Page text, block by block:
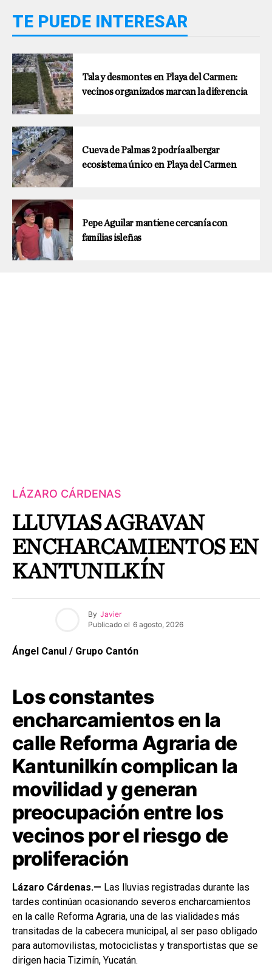
TE PUEDE INTERESAR
Tala y desmontes en Playa del Carmen:
vecinos organizados marcan la diferencia
Cueva de Palmas 2 podría albergar
ecosistema único en Playa del Carmen
Pepe Aguilar mantiene cercanía con
familias isleñas
LÁZARO CÁRDENAS
LLUVIAS AGRAVAN
ENCHARCAMIENTOS EN
KANTUNILKÍN
By Javier
Publicado el 6 agosto, 2026
Ángel Canul / Grupo Cantón
Los constantes
encharcamientos en la
calle Reforma Agraria de
Kantunilkín complican la
movilidad y generan
preocupación entre los
vecinos por el riesgo de
proliferación
Lázaro Cárdenas.— Las lluvias registradas durante las
tardes continúan ocasionando severos encharcamientos
en la calle Reforma Agraria, una de las vialidades más
transitadas de la cabecera municipal, al ser paso obligado
para automovilistas, motociclistas y transportistas que se
dirigen hacia Tizimín, Yucatán.